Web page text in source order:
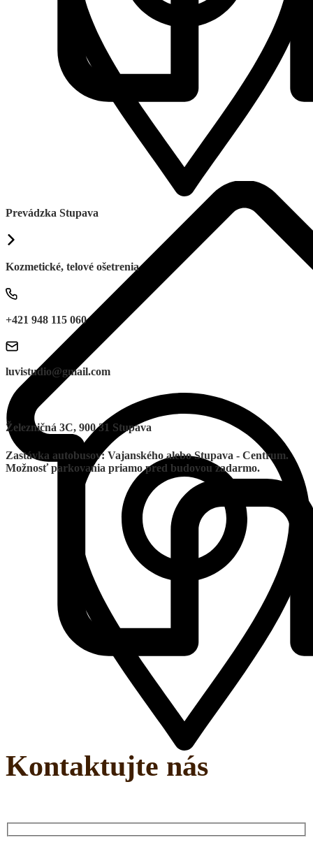
Prevádzka Stupava
Kozmetické, telové ošetrenia
+421 948 115 060
luvistudio@gmail.com
Železničná 3C, 900 31 Stupava
Zastávka autobusov: Vajanského alebo Stupava - Centrum.
Možnosť parkovania priamo pred budovou zadarmo.
Kontaktujte nás